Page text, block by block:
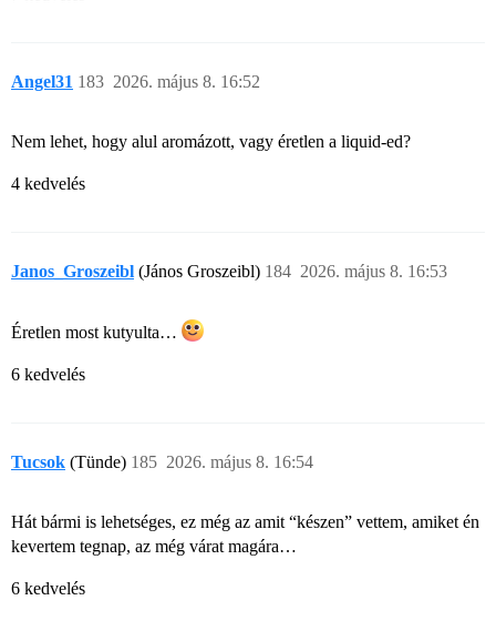
Angel31 2026. május 8. 16:52
183
Nem lehet, hogy alul aromázott, vagy éretlen a liquid-ed?
4 kedvelés
Janos_Groszeibl (János Groszeibl) 2026. május 8. 16:53
184
Éretlen most kutyulta…
6 kedvelés
Tucsok (Tünde) 2026. május 8. 16:54
185
Hát bármi is lehetséges, ez még az amit “készen” vettem, amiket én
kevertem tegnap, az még várat magára…
6 kedvelés